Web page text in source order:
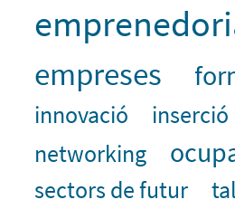
empreses
innovació
networking
sectors de futur